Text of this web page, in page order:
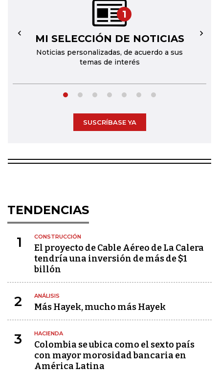
1
MI SELECCIÓN DE NOTICIAS
Noticias personalizadas, de acuerdo a sus
temas de interés
← →
SUSCRÍBASE YA
TENDENCIAS
1 CONSTRUCCIÓN
El proyecto de Cable Aéreo de La Calera
tendría una inversión de más de $1
billón
2 ANÁLISIS
Más Hayek, mucho más Hayek
3 HACIENDA
Colombia se ubica como el sexto país
con mayor morosidad bancaria en
América Latina